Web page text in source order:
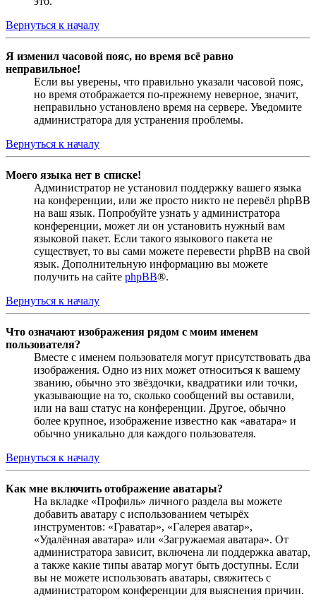
Вернуться к началу
Я изменил часовой пояс, но время всё равно
неправильное!
Если вы уверены, что правильно указали часовой пояс,
но время отображается по-прежнему неверное, значит,
неправильно установлено время на сервере. Уведомите
администратора для устранения проблемы.
Вернуться к началу
Моего языка нет в списке!
Администратор не установил поддержку вашего языка
на конференции, или же просто никто не перевёл phpBB
на ваш язык. Попробуйте узнать у администратора
конференции, может ли он установить нужный вам
языковой пакет. Если такого языкового пакета не
существует, то вы сами можете перевести phpBB на свой
язык. Дополнительную информацию вы можете
получить на сайте phpBB®.
Вернуться к началу
Что означают изображения рядом с моим именем
пользователя?
Вместе с именем пользователя могут присутствовать два
изображения. Одно из них может относиться к вашему
званию, обычно это звёздочки, квадратики или точки,
указывающие на то, сколько сообщений вы оставили,
или на ваш статус на конференции. Другое, обычно
более крупное, изображение известно как «аватара» и
обычно уникально для каждого пользователя.
Вернуться к началу
Как мне включить отображение аватары?
На вкладке «Профиль» личного раздела вы можете
добавить аватару с использованием четырёх
инструментов: «Граватар», «Галерея аватар»,
«Удалённая аватара» или «Загружаемая аватара». От
администратора зависит, включена ли поддержка аватар,
а также какие типы аватар могут быть доступны. Если
вы не можете использовать аватары, свяжитесь с
администратором конференции для выяснения причин.